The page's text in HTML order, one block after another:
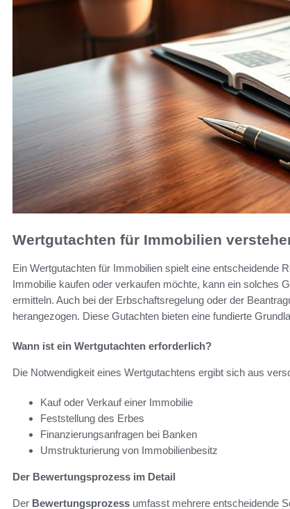
Wertgutachten für Immobilien
Ein Wertgutachten für Immobilien spielt eine entscheidende
Immobilie kaufen oder verkaufen möchte, kann ein solches
ermitteln. Auch bei der Erbschaftsregelung oder der
herangezogen. Diese Gutachten bieten eine fundierte
Wann ist ein Wertgutachten erforderlich?
Die Notwendigkeit eines Wertgutachtens ergibt sich aus
Kauf oder Verkauf einer Immobilie
Feststellung des Erbes
Finanzierungsanfragen bei Banken
Umstrukturierung von Immobilienbesitz
Der Bewertungsprozess im Detail
Der Bewertungsprozess umfasst mehrere entscheidende